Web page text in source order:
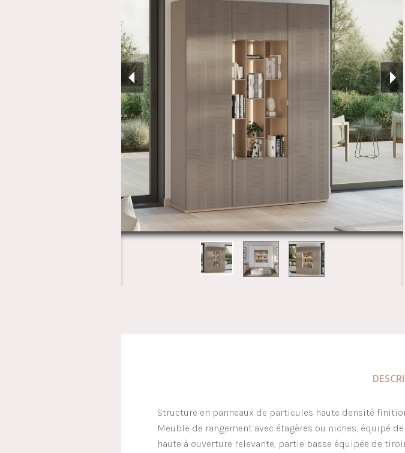
Structure en panneaux de particules haute densité
Meuble de rangement avec étagères ou niches, équipé
haute à ouverture relevante, partie basse équipée de